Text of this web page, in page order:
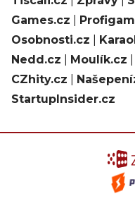
Games.cz
Osobnosti.cz
Nedd.cz
Moulík.cz
CZhity.cz
StartupInsider.cz